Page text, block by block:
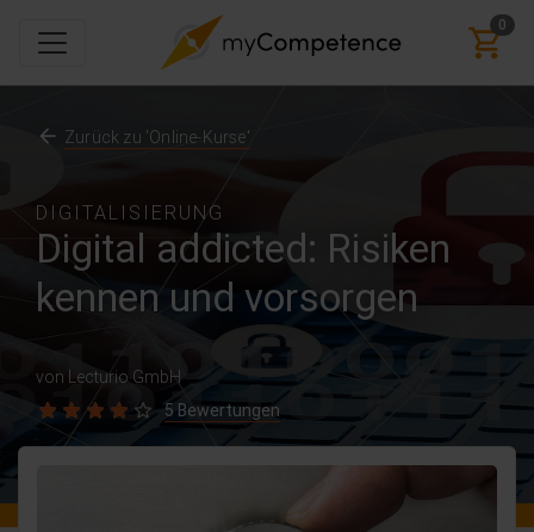
0
DIGITALISIERUNG
Digital addicted: Risiken
kennen und vorsorgen
von Lecturio GmbH
5 Bewertungen
Zurück zu 'Online-Kurse'